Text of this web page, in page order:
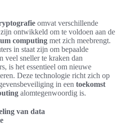
omvat verschillende
ontwikkeld om te voldoen aan de
computing met zich meebrengt.
in staat zijn om bepaalde
veel sneller te kraken dan
is het essentieel om nieuwe
Deze technologie richt zich op
in een toekomst
alomtegenwoordig is.
van data